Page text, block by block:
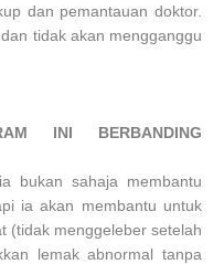
dan pemantauan doktor.
tidak akan mengganggu
INI BERBANDING
bukan sahaja membantu
ia akan membantu untuk
(tidak menggeleber setelah
lemak abnormal tanpa